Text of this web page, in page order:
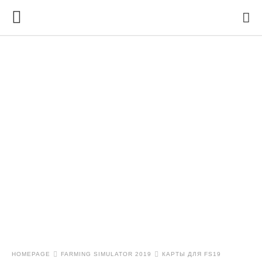
HOMEPAGE FARMING SIMULATOR 2019 КАРТЫ ДЛЯ FS19